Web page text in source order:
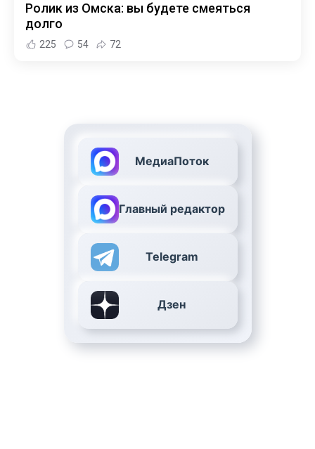
Ролик из Омска: вы будете смеяться
долго
225 54 72
МедиаПоток
Главный редактор
Telegram
Дзен